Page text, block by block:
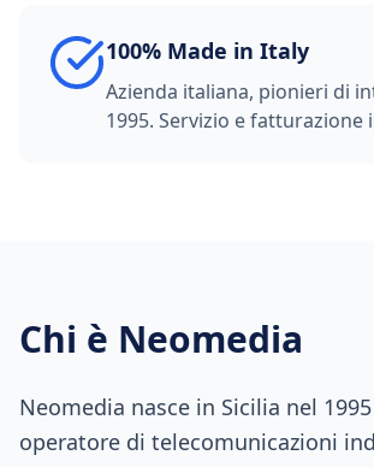
100% Made in Italy
Azienda italiana, pionieri di
1995. Servizio e fatturazione
Chi è Neomedia
Neomedia nasce in Sicilia nel
operatore di telecomunicazioni